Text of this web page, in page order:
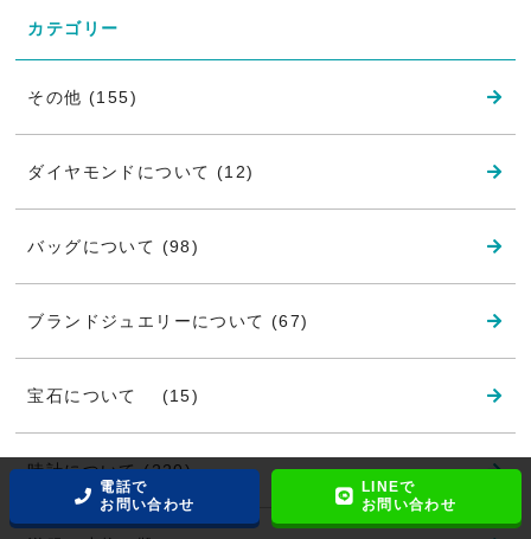
カテゴリー
その他 (155)
ダイヤモンドについて (12)
バッグについて (98)
ブランドジュエリーについて (67)
宝石について (15)
時計について (220)
電話で
お問い合わせ
LINEで
お問い合わせ